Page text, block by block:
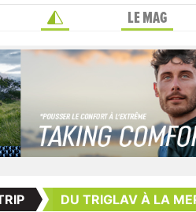
LE MAG
DU TRIGLAV À LA